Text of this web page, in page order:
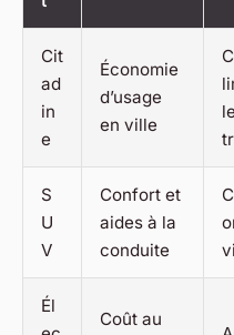
Cit
ad
in
e
Économie
d’usage
en ville
S
U
V
Confort et
aides à la
conduite
Él
Coût au